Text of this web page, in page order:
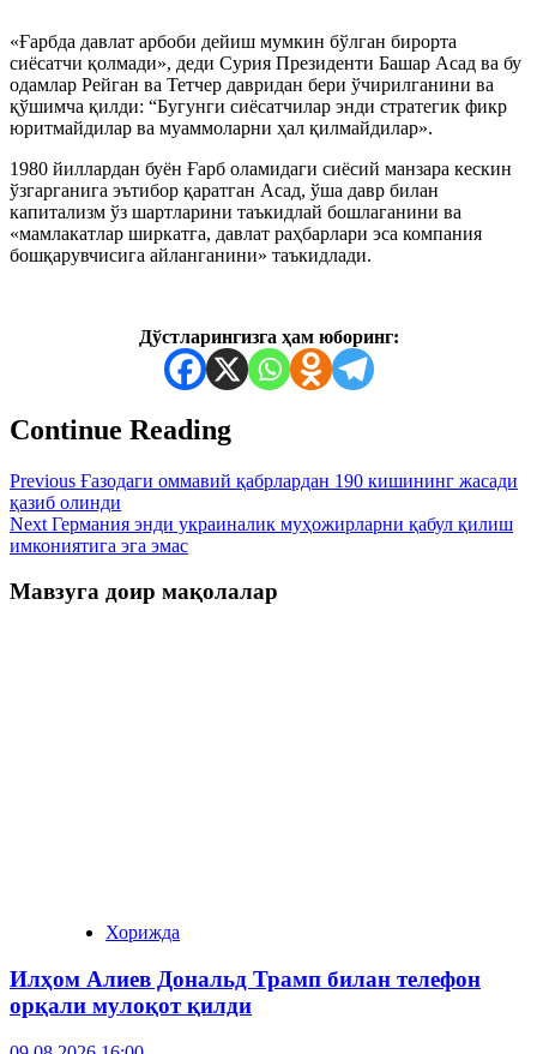
«Ғарбда давлат арбоби дейиш мумкин бўлган бирорта
сиёсатчи қолмади», деди Сурия Президенти Башар Асад ва бу
одамлар Рейган ва Тетчер давридан бери ўчирилганини ва
қўшимча қилди: “Бугунги сиёсатчилар энди стратегик фикр
юритмайдилар ва муаммоларни ҳал қилмайдилар».
1980 йиллардан буён Ғарб оламидаги сиёсий манзара кескин
ўзгарганига эътибор қаратган Асад, ўша давр билан
капитализм ўз шартларини таъкидлай бошлаганини ва
«мамлакатлар ширкатга, давлат раҳбарлари эса компания
бошқарувчисига айланганини» таъкидлади.
Дўстларингизга ҳам юборинг:
Continue Reading
Previous Ғазодаги оммавий қабрлардан 190 кишининг жасади
қазиб олинди
Next Германия энди украиналик муҳожирларни қабул қилиш
имкониятига эга эмас
Мавзуга доир мақолалар
Хорижда
Илҳом Алиев Дональд Трамп билан телефон
орқали мулоқот қилди